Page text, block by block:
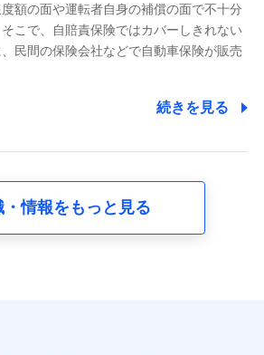
ドコモが提供する各種サービスのご契
歴インターネット利用時の行動に関す
ーション利用時の行動に関する情報、
スや商品の名称・購入場所・決済に関
ートの回答に関する情報などが含まれ
保険料のお支払方法、車のメーカーや
報、建物の構造や築年数などの情報、
額の面や運転者自身の補償の面で不十分
こで、自賠責保険ではカバーしきれない
民間の保険会社などで自動車保険が販売
続きを見る
・情報をもっと見る